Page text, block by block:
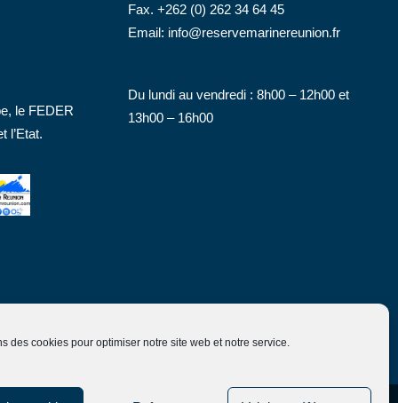
des cookies pour optimiser notre site web et notre service.
le FEDER
l’Etat.
Fax. +262 (0) 262 34 64 45
Email: info@reservemarinereunion.fr
Du lundi au vendredi : 8h00 – 12h00 et
13h00 – 16h00